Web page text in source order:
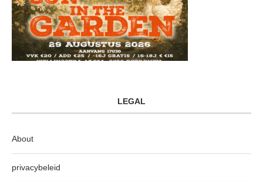
LEGAL
About
privacybeleid